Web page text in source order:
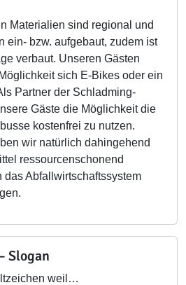
Materialien sind regional und
ein- bzw. aufgebaut, zudem ist
verbaut. Unseren Gästen
sich E-Bikes oder ein
Partner der Schladming-
Gäste die Möglichkeit die
kostenfrei zu nutzen.
wir natürlich dahingehend
ressourcenschonend
Abfallwirtschaftssystem
Slogan
weil…